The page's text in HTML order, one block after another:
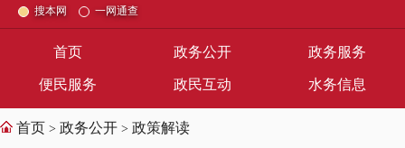
搜本网 一网通查
首页 政务公开 政务服务
便民服务 政民互动 水务信息
首页 > 政务公开 > 政策解读